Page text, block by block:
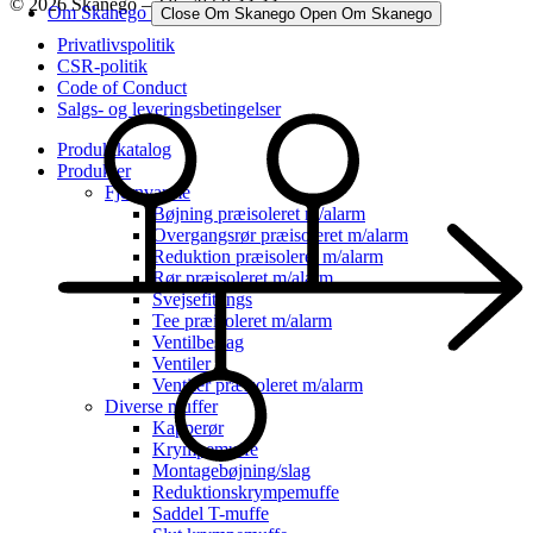
Om Skanego Close Om Skanego Open Om Skanego
Privatlivspolitik
CSR-politik
Code of Conduct
Salgs- og leveringsbetingelser
Produktkatalog
Produkter
Fjernvarme
Bøjning præisoleret m/alarm
Overgangsrør præisoleret m/alarm
Reduktion præisoleret m/alarm
Rør præisoleret m/alarm
Svejsefittings
Tee præisoleret m/alarm
Ventilbeslag
Ventiler
Ventiler præisoleret m/alarm
Diverse muffer
Kapperør
Krympemuffe
Montagebøjning/slag
Reduktionskrympemuffe
Saddel T-muffe